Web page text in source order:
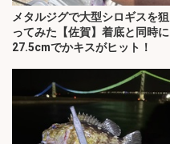
メタルジグで大型シロギスを狙
ってみた【佐賀】着底と同時に
27.5cmでかキスがヒット！